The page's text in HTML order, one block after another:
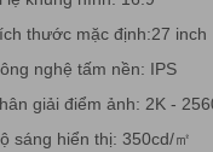
thước mặc định:27 inch
nghệ tấm nền: IPS
giải điểm ảnh: 2K -
sáng hiển thị: 350cd/㎡